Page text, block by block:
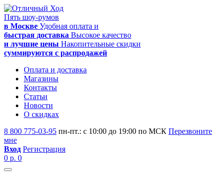
Пять шоу-румов
в Москве Удобная оплата и
быстрая доставка Высокое качество
и лучшие цены Накопительные скидки
суммируются с распродажей
Оплата и доставка
Магазины
Контакты
Статьи
Новости
О скидках
8 800 775-03-95 пн-пт.: с 10:00 до 19:00 по МСК Перезвоните
мне
Вход Регистрация
0 р. 0